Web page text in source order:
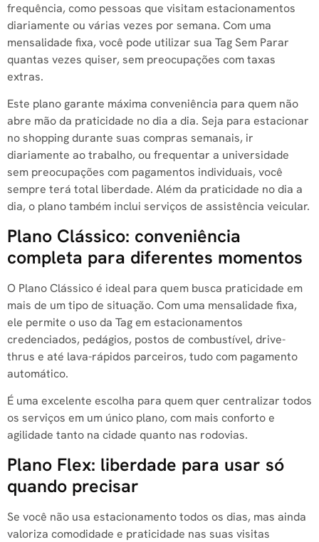
frequência, como pessoas que visitam estacionamentos
diariamente ou várias vezes por semana. Com uma
mensalidade fixa, você pode utilizar sua Tag Sem Parar
quantas vezes quiser, sem preocupações com taxas
extras.
Este plano garante máxima conveniência para quem não
abre mão da praticidade no dia a dia. Seja para estacionar
no shopping durante suas compras semanais, ir
diariamente ao trabalho, ou frequentar a universidade
sem preocupações com pagamentos individuais, você
sempre terá total liberdade. Além da praticidade no dia a
dia, o plano também inclui serviços de assistência veicular.
Plano Clássico: conveniência
completa para diferentes momentos
O Plano Clássico é ideal para quem busca praticidade em
mais de um tipo de situação. Com uma mensalidade fixa,
ele permite o uso da Tag em estacionamentos
credenciados, pedágios, postos de combustível, drive-
thrus e até lava-rápidos parceiros, tudo com pagamento
automático.
É uma excelente escolha para quem quer centralizar todos
os serviços em um único plano, com mais conforto e
agilidade tanto na cidade quanto nas rodovias.
Plano Flex: liberdade para usar só
quando precisar
Se você não usa estacionamento todos os dias, mas ainda
valoriza comodidade e praticidade nas suas visitas